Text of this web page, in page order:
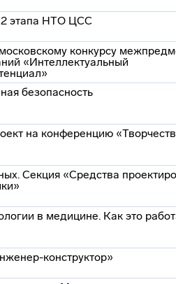
2 этапа НТО ЦСС
конкурсу
«Интеллектуальный
безопасность
на конференцию
Секция «Средства
в медицине. Как это
конструктор»